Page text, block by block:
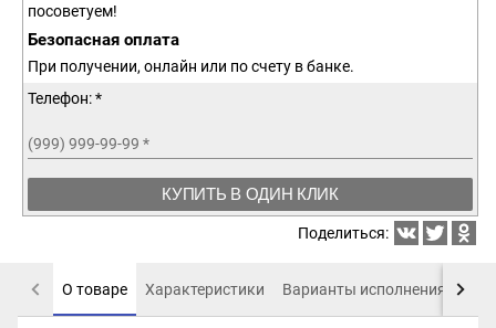
посоветуем!
Безопасная оплата
При получении, онлайн или по счету в банке.
Телефон: *
(999) 999-99-99 *
КУПИТЬ В ОДИН КЛИК
Поделиться:
О товаре Характеристики Варианты исполнения